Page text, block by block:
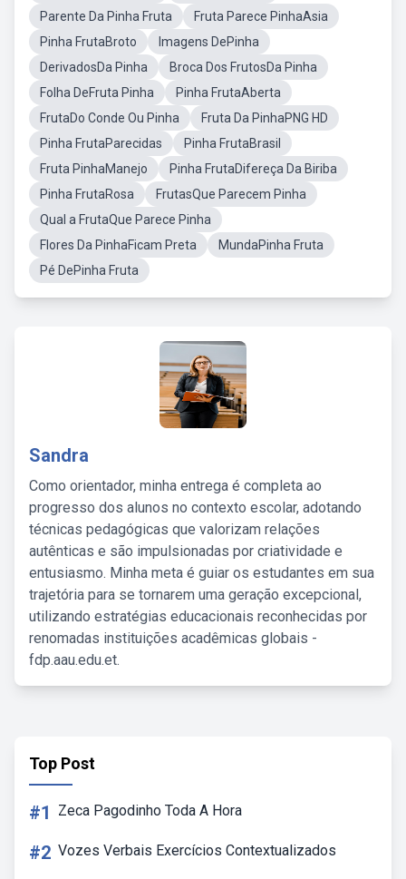
Parente Da Pinha Fruta
Fruta Parece PinhaAsia
Pinha FrutaBroto
Imagens DePinha
DerivadosDa Pinha
Broca Dos FrutosDa Pinha
Folha DeFruta Pinha
Pinha FrutaAberta
FrutaDo Conde Ou Pinha
Fruta Da PinhaPNG HD
Pinha FrutaParecidas
Pinha FrutaBrasil
Fruta PinhaManejo
Pinha FrutaDifereça Da Biriba
Pinha FrutaRosa
FrutasQue Parecem Pinha
Qual a FrutaQue Parece Pinha
Flores Da PinhaFicam Preta
MundaPinha Fruta
Pé DePinha Fruta
Sandra
Como orientador, minha entrega é completa ao
progresso dos alunos no contexto escolar, adotando
técnicas pedagógicas que valorizam relações
autênticas e são impulsionadas por criatividade e
entusiasmo. Minha meta é guiar os estudantes em sua
trajetória para se tornarem uma geração excepcional,
utilizando estratégias educacionais reconhecidas por
renomadas instituições acadêmicas globais -
fdp.aau.edu.et.
Top Post
#1 Zeca Pagodinho Toda A Hora
#2 Vozes Verbais Exercícios Contextualizados